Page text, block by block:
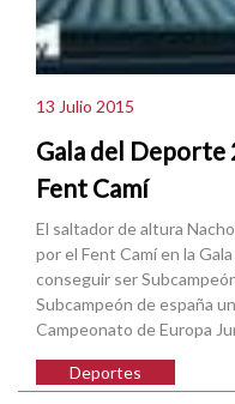
13 Julio 2015
Gala del
Fent Camí
El saltador de altura
por el Fent Camí en la
conseguir ser
Subcampeón de españa
Campeonato de Europa
Deportes